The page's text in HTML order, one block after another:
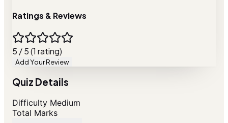
Ratings & Reviews
5 / 5 (1 rating)
Add Your Review
Quiz Details
Difficulty Medium
Total Marks